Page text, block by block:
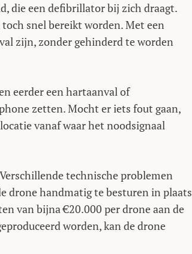
die een defibrillator bij zich draagt.
snel bereikt worden. Met een
zijn, zonder gehinderd te worden
eerder een hartaanval of
zetten. Mocht er iets fout gaan,
vanaf waar het noodsignaal
technische problemen
drone handmatig te besturen in plaats
van bijna €20.000 per drone aan de
worden, kan de drone